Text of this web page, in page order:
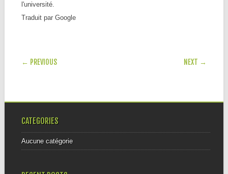
l'université.
Traduit par Google
POST NAVIGATION
← PREVIOUS NEXT →
CATEGORIES
Aucune catégorie